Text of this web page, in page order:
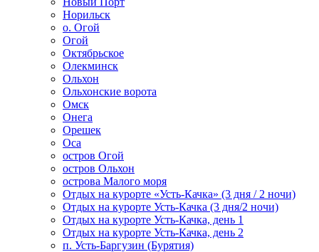
Норильск
о. Огой
Огой
Октябрьское
Олекминск
Ольхон
Ольхонские ворота
Омск
Онега
Орешек
Оса
остров Огой
остров Ольхон
острова Малого моря
Отдых на курорте «Усть-Качка» (3 дня / 2 ночи)
Отдых на курорте Усть-Качка (3 дня/2 ночи)
Отдых на курорте Усть-Качка, день 1
Отдых на курорте Усть-Качка, день 2
п. Усть-Баргузин (Бурятия)